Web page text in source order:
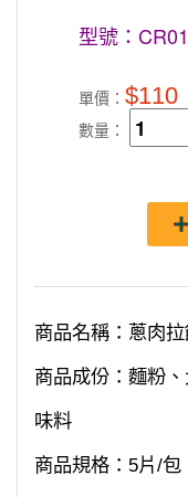
型號：
單價： $110
數量：
商品名稱：蔥肉
商品成份：麵粉
味料
商品規格：5片/包